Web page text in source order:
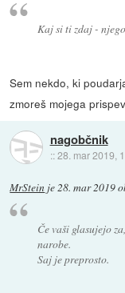
Kaj si ti zdaj -
Sem nekdo, ki
zmoreš mojega
nagobčnik
::28. mar 2019,
MrStein je28. mar 2019
Če vaši glasujejo
narobe.
Saj je preprosto.